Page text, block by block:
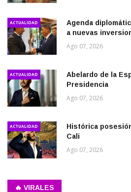
ACTUALIDAD
Agenda
a nuevas
Ago 07, 2026
ACTUALIDAD
Abelardo de la
Presidencia
Ago 07, 2026
ACTUALIDAD
Histórica
Cali
Ago 07, 2026
🔥 VIRALES